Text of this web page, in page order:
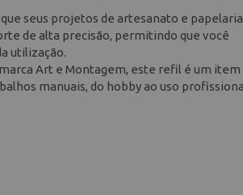
seus projetos de artesanato e papelaria
de alta precisão, permitindo que você
utilização.
Art e Montagem, este refil é um item
manuais, do hobby ao uso